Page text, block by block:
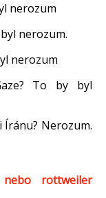
nerozum
nerozum.
nerozum
To by byl
Nerozum.
rottweiler